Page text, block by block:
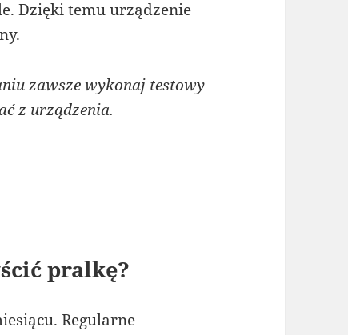
Dzięki temu urządzenie
zawsze wykonaj testowy
z urządzenia.
pralkę?
Regularne